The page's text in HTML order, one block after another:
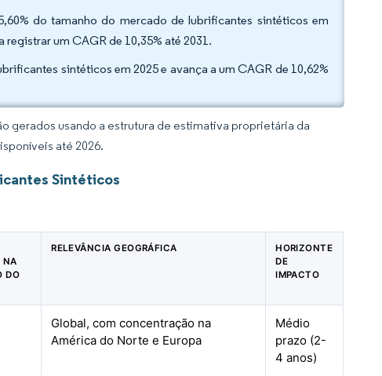
do tamanho do mercado de lubrificantes sintéticos em
um CAGR de 10,35% até 2031.
sintéticos em 2025 e avança a um CAGR de 10,62%
gerados usando a estrutura de estimativa proprietária da
até 2026.
Sintéticos
NA
DO
RELEVÂNCIA GEOGRÁFICA
HORIZONTE
DE
IMPACTO
Global, com concentração na
América do Norte e Europa
Médio
prazo (2-
4 anos)